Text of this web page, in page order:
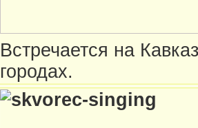
Встречается на
городах.